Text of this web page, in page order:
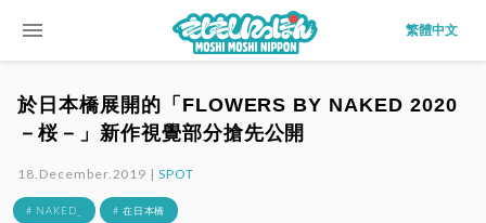
menu 繁體中文
於日本橋展開的「FLOWERS BY NAKED 2020
－桜－」新作視覺部分搶先公開
18.December.2019 |SPOT
# NAKED_ # 在日本橋